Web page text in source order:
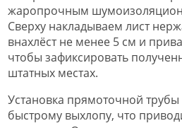
жаропрочным
Сверху накладываем лист
внахлёст не менее 5 см и
чтобы зафиксировать
штатных местах.
Установка прямоточной трубы
быстрому выхлопу, что